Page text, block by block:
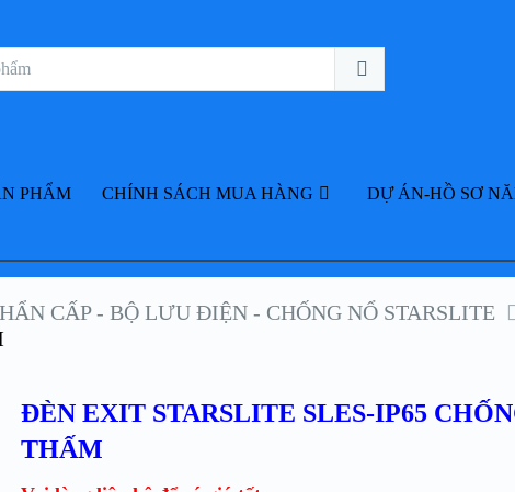
PHẨM CHÍNH SÁCH MUA HÀNG DỰ ÁN-HỒ SƠ
CẤP - BỘ LƯU ĐIỆN - CHỐNG NỔ STARSLITE
ĐÈN EXIT STARSLITE SLES-IP65
THẤM